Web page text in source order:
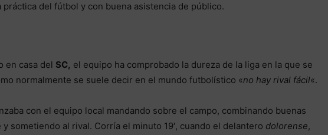
práctica del fútbol y con buena asistencia de público.
en casa del SC, el equipo ha comprobado la dureza de la liga en la que se
normalmente se suele decir en el mundo futbolístico «no hay rival fácil«.
con el equipo local mandando sobre el campo, combinando buenas
sometiendo al rival. Corría el minuto 19′, cuando el delantero dolorense,